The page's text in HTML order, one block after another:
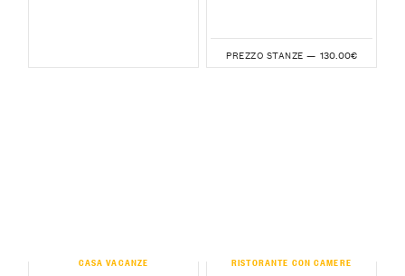
PREZZO STANZE — 130.00€
CASA VACANZE RISTORANTE CON CAMERE